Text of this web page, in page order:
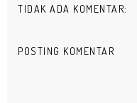
TIDAK ADA KOMENTAR:
POSTING KOMENTAR